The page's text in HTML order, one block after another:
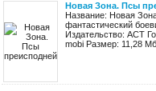
Новая Зона. Псы
Название: Новая
фантастический
Издательство: АСТ
mobi Размер: 11,28